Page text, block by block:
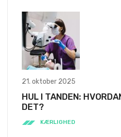
21. oktober 2025
HUL I TANDEN:
DET?
KÆRLIGHED